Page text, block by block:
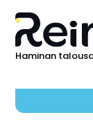
Haminan